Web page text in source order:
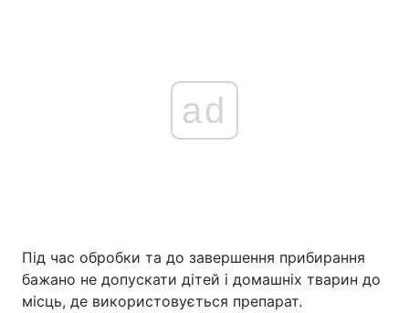
ad
Під час обробки та до завершення прибирання
бажано не допускати дітей і домашніх тварин до
місць, де використовується препарат.